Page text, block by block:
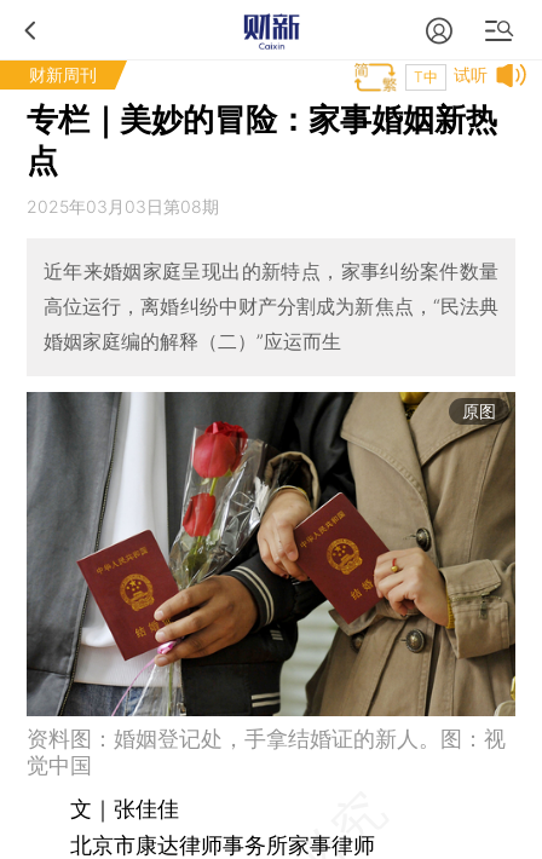
财新周刊 试听
T中
专栏｜美妙的冒险：家事婚姻新热
点
2025年03月03日第08期
近年来婚姻家庭呈现出的新特点，家事纠纷案件数量
高位运行，离婚纠纷中财产分割成为新焦点，“民法典
婚姻家庭编的解释（二）”应运而生
原图
资料图：婚姻登记处，手拿结婚证的新人。图：视
觉中国
文｜张佳佳
北京市康达律师事务所家事律师